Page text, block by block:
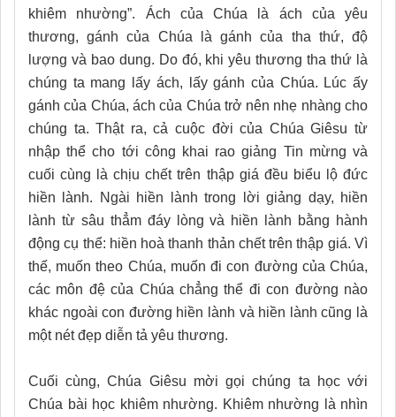
khiêm nhường”. Ách của Chúa là ách của yêu
thương, gánh của Chúa là gánh của tha thứ, độ
lượng và bao dung. Do đó, khi yêu thương tha thứ là
chúng ta mang lấy ách, lấy gánh của Chúa. Lúc ấy
gánh của Chúa, ách của Chúa trở nên nhẹ nhàng cho
chúng ta. Thật ra, cả cuộc đời của Chúa Giêsu từ
nhập thể cho tới công khai rao giảng Tin mừng và
cuối cùng là chịu chết trên thập giá đều biểu lộ đức
hiền lành. Ngài hiền lành trong lời giảng dạy, hiền
lành từ sâu thẳm đáy lòng và hiền lành bằng hành
động cụ thể: hiền hoà thanh thản chết trên thập giá. Vì
thế, muốn theo Chúa, muốn đi con đường của Chúa,
các môn đệ của Chúa chẳng thể đi con đường nào
khác ngoài con đường hiền lành và hiền lành cũng là
một nét đẹp diễn tả yêu thương.
Cuối cùng, Chúa Giêsu mời gọi chúng ta học với
Chúa bài học khiêm nhường. Khiêm nhường là nhìn